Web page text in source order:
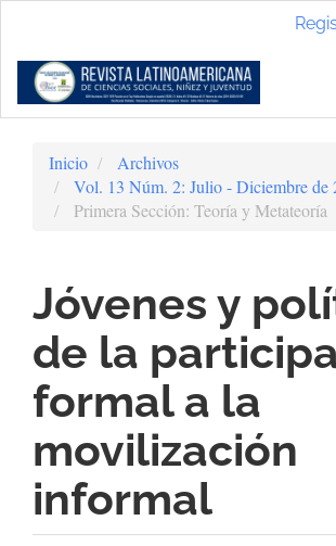
Contenido
principal
Barra
Inicio
Archivos
Vol. 13 Núm. 2: Julio - Diciembre de
Primera Sección: Teoría y Metateoría
Jóvenes y
de la
formal a la
movilización
informal